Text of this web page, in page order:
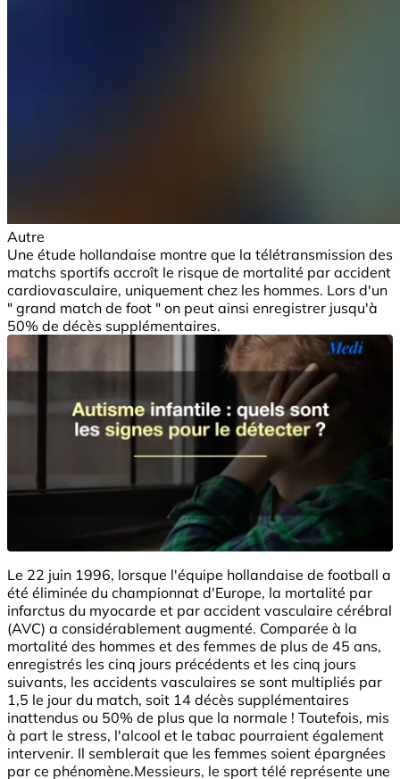
Autre
Une étude hollandaise montre que la télétransmission des
matchs sportifs accroît le risque de mortalité par accident
cardiovasculaire, uniquement chez les hommes. Lors d'un
" grand match de foot " on peut ainsi enregistrer jusqu'à
50% de décès supplémentaires.
Le 22 juin 1996, lorsque l'équipe hollandaise de football a
été éliminée du championnat d'Europe, la mortalité par
infarctus du myocarde et par accident vasculaire cérébral
(AVC) a considérablement augmenté. Comparée à la
mortalité des hommes et des femmes de plus de 45 ans,
enregistrés les cinq jours précédents et les cinq jours
suivants, les accidents vasculaires se sont multipliés par
1,5 le jour du match, soit 14 décès supplémentaires
inattendus ou 50% de plus que la normale ! Toutefois, mis
à part le stress, l'alcool et le tabac pourraient également
intervenir. Il semblerait que les femmes soient épargnées
par ce phénomène.Messieurs, le sport télé représente une